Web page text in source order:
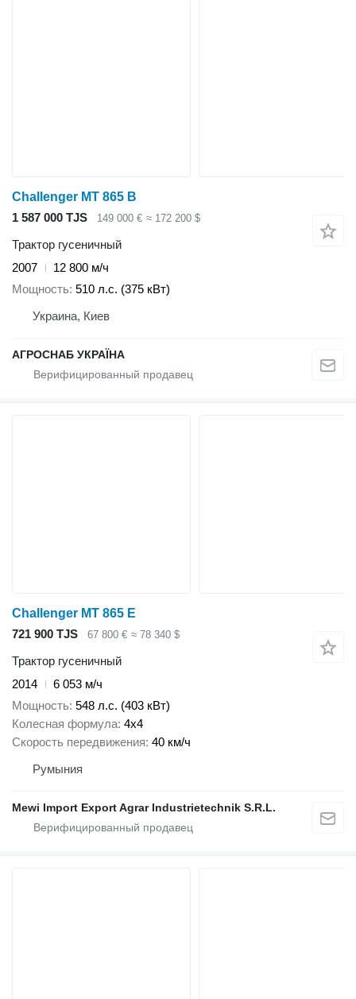
Challenger MT 865 B
1 587 000 TJS
149 000 € ≈ 172 200 $
Трактор гусеничный
2007
12 800 м/ч
Мощность 510 л.с. (375 кВт)
Украина, Киев
АГРОСНАБ УКРАЇНА
Challenger MT 865 E
721 900 TJS
67 800 € ≈ 78 340 $
Трактор гусеничный
2014
6 053 м/ч
Мощность 548 л.с. (403 кВт)
Колесная формула 4x4
Скорость передвижения 40 км/ч
Румыния
Mewi Import Export Agrar Industrietechnik S.R.L.